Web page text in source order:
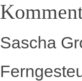
Sascha